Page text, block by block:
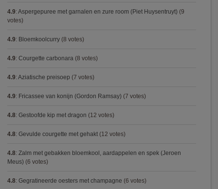
4.9: Aspergepuree met garnalen en zure room (Piet Huysentruyt) (9
votes)
4.9: Bloemkoolcurry (8 votes)
4.9: Courgette carbonara (8 votes)
4.9: Aziatische preisoep (7 votes)
4.9: Fricassee van konijn (Gordon Ramsay) (7 votes)
4.8: Gestoofde kip met dragon (12 votes)
4.8: Gevulde courgette met gehakt (12 votes)
4.8: Zalm met gebakken bloemkool, aardappelen en spek (Jeroen
Meus) (6 votes)
4.8: Gegratineerde oesters met champagne (6 votes)